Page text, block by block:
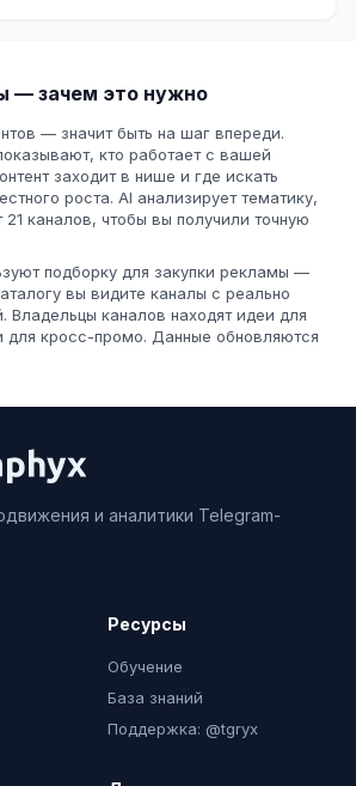
— зачем это нужно
— значит быть на шаг впереди.
кто работает с вашей
заходит в нише и где искать
роста. AI анализирует тематику,
21 каналов, чтобы вы получили точную
подборку для закупки рекламы —
вы видите каналы с реально
Владельцы каналов находят идеи для
для кросс-промо. Данные обновляются
и аналитики Telegram-
Ресурсы
Обучение
База знаний
Поддержка: @tgryx